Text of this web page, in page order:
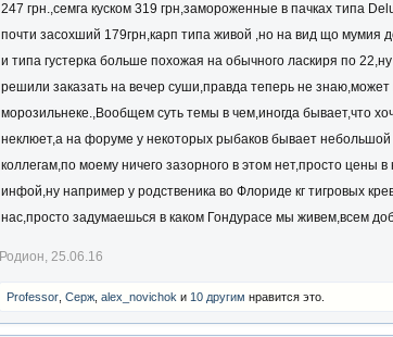
247 грн.,семга куском 319 грн,замороженные в пачках типа
почти засохший 179грн,карп типа живой ,но на вид що мумия
и типа густерка больше похожая на обычного ласкиря по
решили заказать на вечер суши,правда теперь не
морозильнеке.,Вообщем суть темы в чем,иногда бывает,что
неклюет,а на форуме у некоторых рыбаков бывает
коллегам,по моему ничего зазорного в этом нет,просто цены
инфой,ну например у родственика во Флориде кг тигровых
нас,просто задумаешься в каком Гондурасе мы живем,всем
Родион, 25.06.16
Professor, Серж, alex_novichok и 10 другим нравится это.